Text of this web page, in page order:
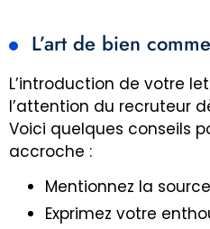
L’art de bien
L’introduction de votre
l’attention du recruteur
Voici quelques conseils
accroche :
Mentionnez la
Exprimez votre